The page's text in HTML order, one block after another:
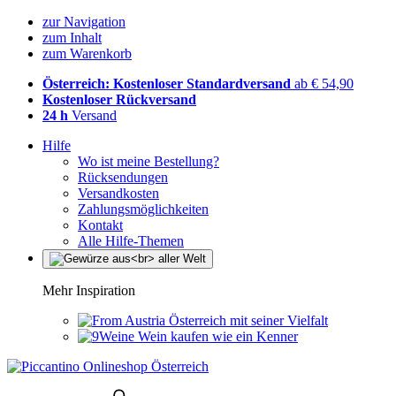
zur Navigation
zum Inhalt
zum Warenkorb
Österreich: Kostenloser Standardversand ab € 54,90
Kostenloser Rückversand
24 h Versand
Hilfe
Wo ist meine Bestellung?
Rücksendungen
Versandkosten
Zahlungsmöglichkeiten
Kontakt
Alle Hilfe-Themen
Mehr Inspiration
Österreich mit seiner Vielfalt
Wein kaufen wie ein Kenner